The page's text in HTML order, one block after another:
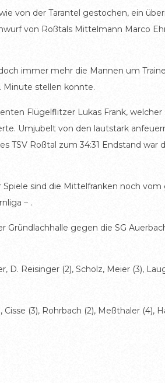
von der Tarantel gestochen, ein
von Roßtals Mittelmann Marco
immer mehr die Mannen um
Minute stellen konnte.
Flügelflitzer Lukas Frank,
Umjubelt von den lautstark
TSV Roßtal zum 34:31 Endstand war
sind die Mittelfranken noch
– .
Gründlachhalle gegen die SG
D. Reisinger (2), Scholz, Meier (3),
(3), Rohrbach (2), Meßthaler (4),